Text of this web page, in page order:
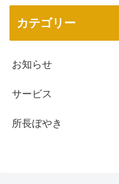
カテゴリー
お知らせ
サービス
所長ぼやき